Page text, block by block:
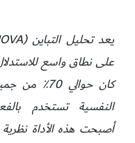
على نطاق واسع
كان حوالي
أصبحت هذه الأداة